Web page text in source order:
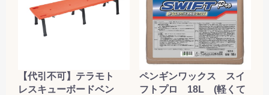
【代引不可】テラモト
レスキューボードベン
ペンギンワックス スイ
フトプロ 18L (軽くて